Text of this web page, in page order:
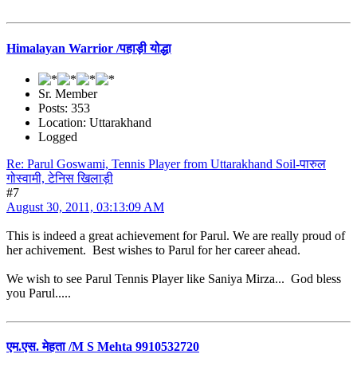
Himalayan Warrior /पहाड़ी योद्धा
Sr. Member
Posts: 353
Location: Uttarakhand
Logged
Re: Parul Goswami, Tennis Player from Uttarakhand Soil-पारुल
गोस्वामी, टेनिस खिलाड़ी
#7
August 30, 2011, 03:13:09 AM
This is indeed a great achievement for Parul. We are really proud of
her achivement. Best wishes to Parul for her career ahead.
We wish to see Parul Tennis Player like Saniya Mirza... God bless
you Parul.....
एम.एस. मेहता /M S Mehta 9910532720